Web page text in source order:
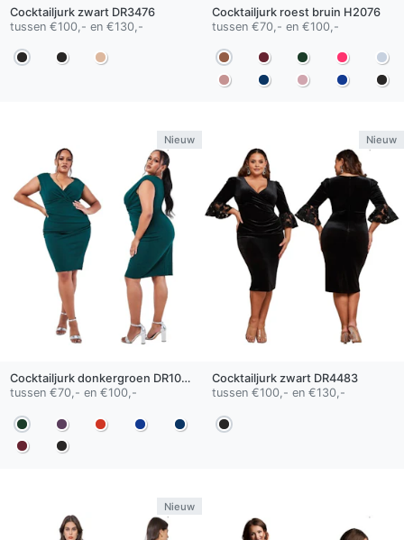
Cocktailjurk zwartDR3476
tussen €100,- en €130,-
Cocktailjurk roest bruin H2076
tussen €70,- en €100,-
Nieuw
Cocktailjurk donkergroen DR1092QS
tussen €70,- en €100,-
Nieuw
Cocktailjurk zwartDR4483
tussen €100,- en €130,-
Nieuw